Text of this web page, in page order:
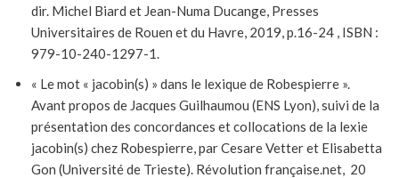
dir. Michel Biard et Jean-Numa Ducange, Presses
Universitaires de Rouen et du Havre, 2019, p.16-24 , ISBN :
979-10-240-1297-1.
« Le mot « jacobin(s) » dans le lexique de Robespierre ».
Avant propos de Jacques Guilhaumou (ENS Lyon), suivi de la
présentation des concordances et collocations de la lexie
jacobin(s) chez Robespierre, par Cesare Vetter et Elisabetta
Gon (Université de Trieste). Révolution française.net, 20